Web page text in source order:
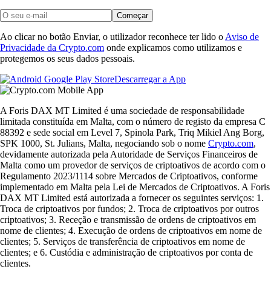
Começar
Ao clicar no botão Enviar, o utilizador reconhece ter lido o Aviso de
Privacidade da Crypto.com onde explicamos como utilizamos e
protegemos os seus dados pessoais.
Descarregar a App
A Foris DAX MT Limited é uma sociedade de responsabilidade
limitada constituída em Malta, com o número de registo da empresa C
88392 e sede social em Level 7, Spinola Park, Triq Mikiel Ang Borg,
SPK 1000, St. Julians, Malta, negociando sob o nome Crypto.com,
devidamente autorizada pela Autoridade de Serviços Financeiros de
Malta como um provedor de serviços de criptoativos de acordo com o
Regulamento 2023/1114 sobre Mercados de Criptoativos, conforme
implementado em Malta pela Lei de Mercados de Criptoativos. A Foris
DAX MT Limited está autorizada a fornecer os seguintes serviços: 1.
Troca de criptoativos por fundos; 2. Troca de criptoativos por outros
criptoativos; 3. Receção e transmissão de ordens de criptoativos em
nome de clientes; 4. Execução de ordens de criptoativos em nome de
clientes; 5. Serviços de transferência de criptoativos em nome de
clientes; e 6. Custódia e administração de criptoativos por conta de
clientes.